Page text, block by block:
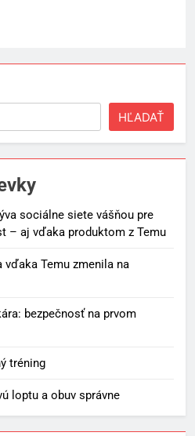
HĽADAŤ
sociálne siete vášňou pre
– aj vďaka produktom z Temu
Temu zmenila na
bezpečnosť na prvom
tréning
loptu a obuv správne